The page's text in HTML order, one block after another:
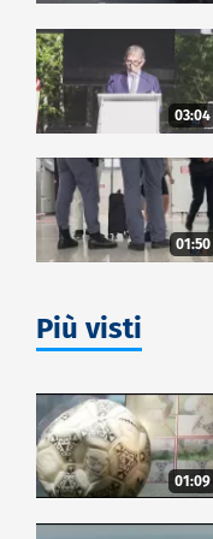
CRONACA
03:04
01:50
Più visti
01:09